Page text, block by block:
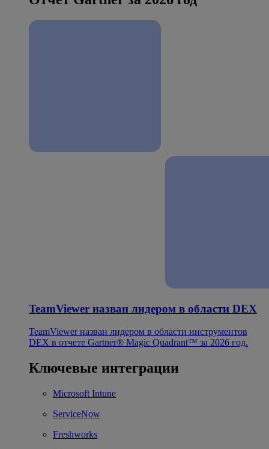
TeamViewer назван лидером в области DEX
TeamViewer назван лидером в области инструментов
DEX в отчете Gartner® Magic Quadrant™ за 2026 год.
Ключевые интеграции
Microsoft Intune
ServiceNow
Freshworks